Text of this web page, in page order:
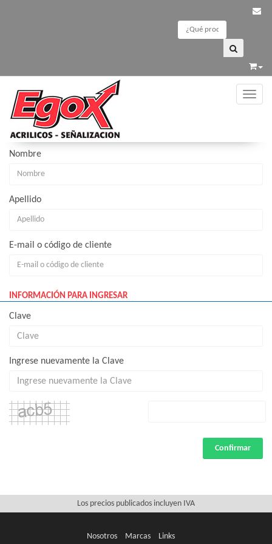
Registrarse
INFORMACIÓN PERSONAL
Nombre
Apellido
E-mail o código de cliente
INFORMACIÓN PARA INGRESAR
Clave
Ingrese nuevamente la Clave
Confirmar
Los precios publicados incluyen IVA
Nosotros Marcas Links